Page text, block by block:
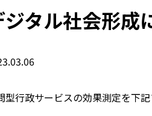
ジタル社会形
型行政サービスの効果測定を下